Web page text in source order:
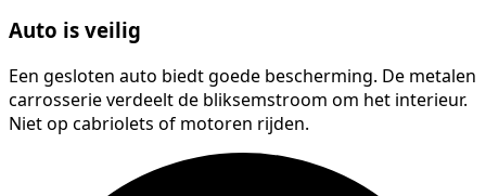
Auto is veilig
Een gesloten auto biedt goede bescherming. De metalen
carrosserie verdeelt de bliksemstroom om het interieur.
Niet op cabriolets of motoren rijden.